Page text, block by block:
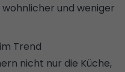
und weniger
Trend
nicht nur die Küche,